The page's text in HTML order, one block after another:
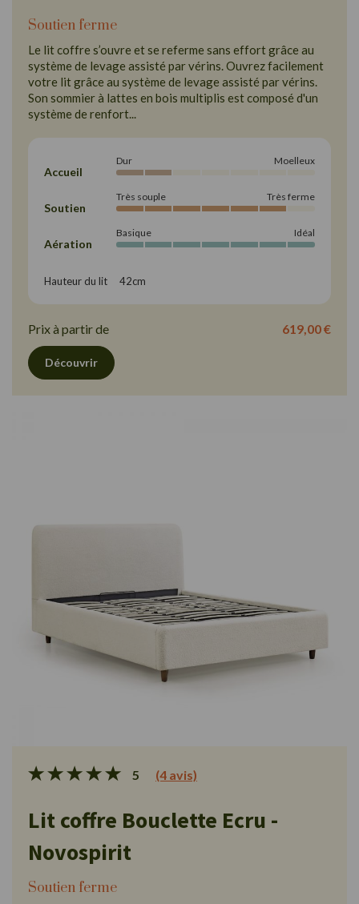
Soutien ferme
Le lit coffre s’ouvre et se referme sans effort grâce au
système de levage assisté par vérins. Ouvrez facilement
votre lit grâce au système de levage assisté par vérins.
Son sommier à lattes en bois multiplis est composé d'un
système de renfort...
Accueil
Dur Moelleux
Soutien
Très souple Très ferme
Aération
Basique Idéal
Hauteur du lit     42cm
Prix à partir de 619,00 €
Découvrir
5 (4 avis)
Lit coffre Bouclette Ecru -
Novospirit
Soutien ferme